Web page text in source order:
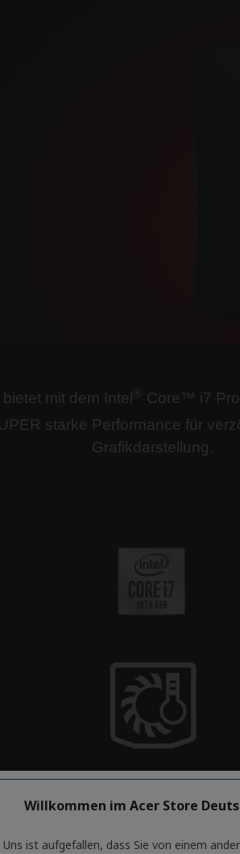
Willkommen im Acer Store
Uns ist aufgefallen, dass Sie von einem